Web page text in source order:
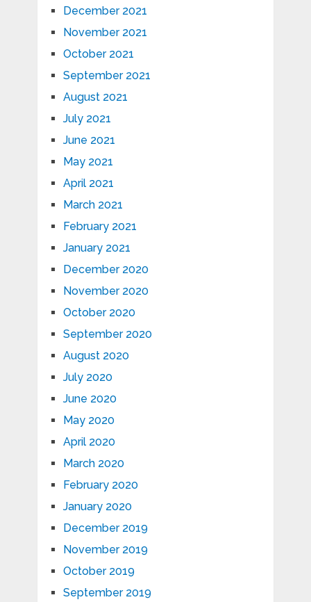
December 2021
November 2021
October 2021
September 2021
August 2021
July 2021
June 2021
May 2021
April 2021
March 2021
February 2021
January 2021
December 2020
November 2020
October 2020
September 2020
August 2020
July 2020
June 2020
May 2020
April 2020
March 2020
February 2020
January 2020
December 2019
November 2019
October 2019
September 2019